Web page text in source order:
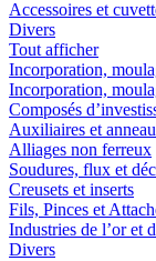
Accessoires et
Divers
Tout afficher
Incorporation,
Incorporation,
Composés
Auxiliaires et
Alliages non ferreux
Soudures, flux et
Creusets et inserts
Fils, Pinces et
Industries de l’or et
Divers